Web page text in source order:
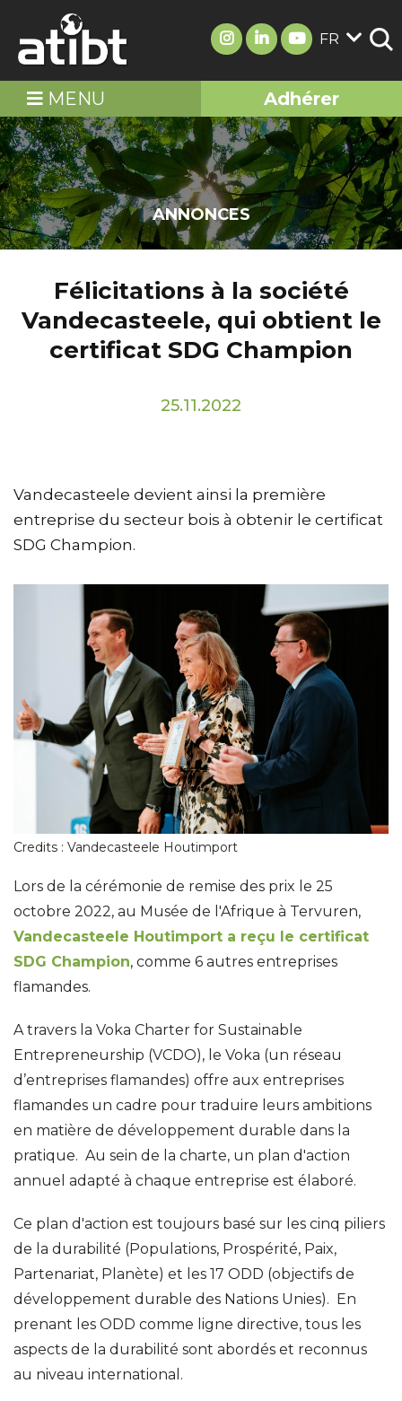
FR
MENU Adhérer
ANNONCES
Félicitations à la société
Vandecasteele, qui obtient le
certificat SDG Champion
25.11.2022
Vandecasteele devient ainsi la première
entreprise du secteur bois à obtenir le certificat
SDG Champion.
Credits : Vandecasteele Houtimport
Lors de la cérémonie de remise des prix le 25
octobre 2022, au Musée de l'Afrique à Tervuren,
Vandecasteele Houtimport a reçu le certificat
SDG Champion, comme 6 autres entreprises
flamandes.
A travers la Voka Charter for Sustainable
Entrepreneurship (VCDO), le Voka (un réseau
d’entreprises flamandes) offre aux entreprises
flamandes un cadre pour traduire leurs ambitions
en matière de développement durable dans la
pratique. Au sein de la charte, un plan d'action
annuel adapté à chaque entreprise est élaboré.
Ce plan d'action est toujours basé sur les cinq piliers
de la durabilité (Populations, Prospérité, Paix,
Partenariat, Planète) et les 17 ODD (objectifs de
développement durable des Nations Unies). En
prenant les ODD comme ligne directive, tous les
aspects de la durabilité sont abordés et reconnus
au niveau international.